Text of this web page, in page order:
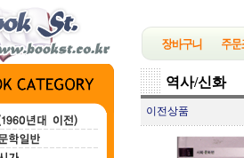
역사/신화
이전상품